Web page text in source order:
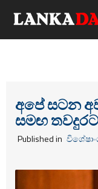
අපේ සටන
සමඟ
Published in
ක්‍රීඩා
කලා
කාලීන සංවාද
විමසීම්
Advertise with us